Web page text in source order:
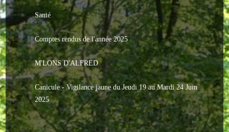
Agence postale
Le conseil municipal
Les élus
Les commissions
Les comptes rendus
Le personnel communal
Santé
Comptes rendus de l'année 2025
M'LONS D'ALFRED
Canicule - Vigilance jaune du Jeudi 19 au Mardi 24 Juin
2025